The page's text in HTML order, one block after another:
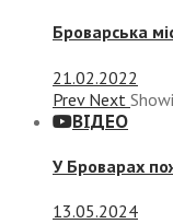
Броварська
21.02.2022
Prev Next
ВІДЕО
У Броварах
13.05.2024